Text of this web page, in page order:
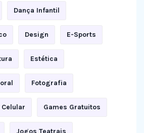
Dança Infantil
Design E-Sports
Estética
Fotografia
Games Gratuitos
Jogos Teatrais